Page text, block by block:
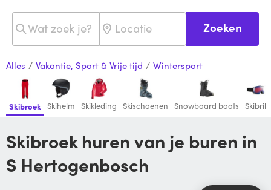
Zoeken
Alles / Vakantie, Sport & Vrije tijd / Wintersport
Skibroek Skihelm Skikleding Skischoenen Snowboard boots Skibril
Skibroek huren van je buren in
S Hertogenbosch